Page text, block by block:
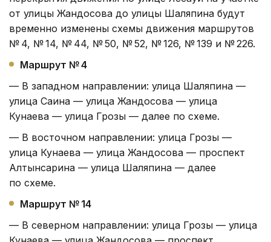
от улицы Жандосова до улицы Шаляпина будут
временно изменены схемы движения маршрутов
№ 4, № 14, № 44, № 50, № 52, № 126, № 139 и № 226.
Маршрут № 4
— В западном направлении: улица Шаляпина —
улица Саина — улица Жандосова — улица
Кунаева — улица Грозы — далее по схеме.
— В восточном направлении: улица Грозы —
улица Кунаева — улица Жандосова — проспект
Алтынсарина — улица Шаляпина — далее
по схеме.
Маршрут № 14
— В северном направлении: улица Грозы — улица